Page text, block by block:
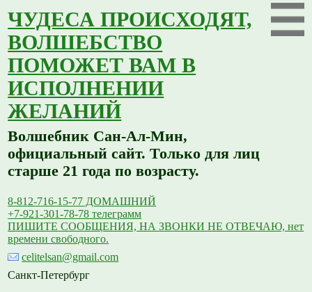
ЧУДЕСА ПРОИСХОДЯТ,
ВОЛШЕБСТВО
ПОМОЖЕТ ВАМ В
ИСПОЛНЕНИИ
ЖЕЛАНИЙ
Волшебник Сан-Ал-Мин,
официальный сайт. Только для лиц
старше 21 года по возрасту.
8-812-716-15-77 ДОМАШНИЙ
+7-921-301-78-78 телеграмм
ПИШИТЕ СООБЩЕНИЯ, НА ЗВОНКИ НЕ ОТВЕЧАЮ, нет
времени свободного.
celitelsan@gmail.com
Санкт-Петербург